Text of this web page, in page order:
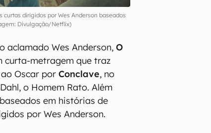
curtas dirigidos por Wes Anderson baseados
Divulgação/Netflix)
aclamado Wes Anderson,O
curta-metragem que traz
ao Oscar porConclave, no
o Homem Rato. Além
em histórias de
por Wes Anderson.